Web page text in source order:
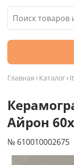
Главная Каталог
Айрон
№ 610010002675